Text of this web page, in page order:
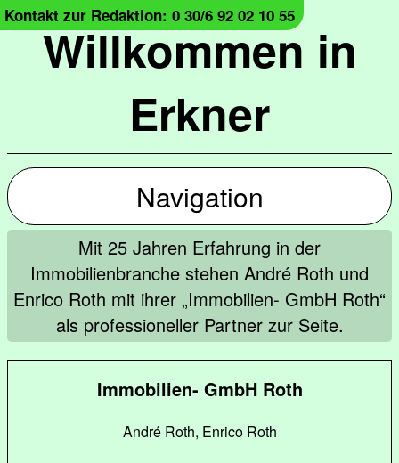
Willkommen in
Erkner
Kontakt zur Redaktion: 0 30/6 92 02 10 55
Navigation
Mit 25 Jahren Erfahrung in der
Immobilienbranche stehen André Roth und
Enrico Roth mit ihrer „Immobilien- GmbH Roth“
als professioneller Partner zur Seite.
Immobilien- GmbH Roth
André Roth, Enrico Roth